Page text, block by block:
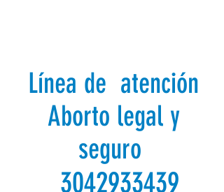
Línea de atención
Aborto legal y
seguro
3042933439